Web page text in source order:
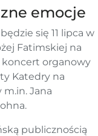
emocje
się 11 lipca w
Fatimskiej na
koncert organowy
Katedry na
Jana
publicznością